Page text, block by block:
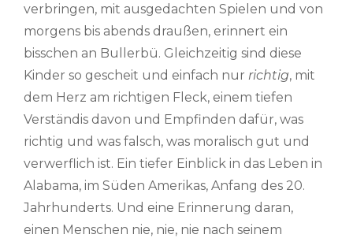
verbringen, mit ausgedachten Spielen und von
morgens bis abends draußen, erinnert ein
bisschen an Bullerbü. Gleichzeitig sind diese
Kinder so gescheit und einfach nur richtig, mit
dem Herz am richtigen Fleck, einem tiefen
Verständis davon und Empfinden dafür, was
richtig und was falsch, was moralisch gut und
verwerflich ist. Ein tiefer Einblick in das Leben in
Alabama, im Süden Amerikas, Anfang des 20.
Jahrhunderts. Und eine Erinnerung daran,
einen Menschen nie, nie, nie nach seinem